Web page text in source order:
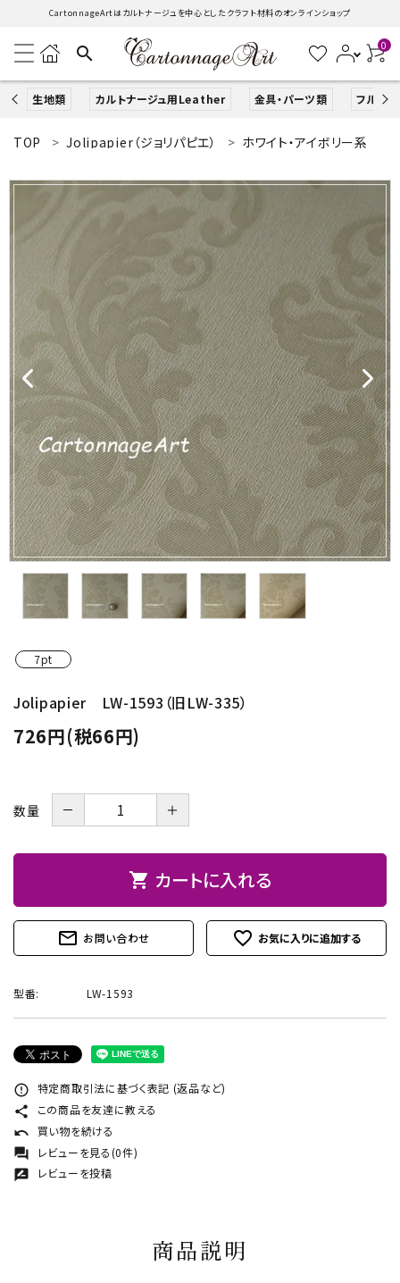
CartonnageArtはカルトナージュを中心としたクラフト材料のオンラインショップ
search 0
生地類 カルトナージュ用Leather 金具・パーツ類 フルキッ
新規会員登録
生地類
カルトナージュLeather用
金具・パーツ類
フルキット
Jolipapier
デコレーション材料
道具類
基本材料
グループ
お問い合わせ
TOP Jolipapier（ジョリパピエ） ホワイト・アイボリー系
7pt
Jolipapier LW-1593（旧LW-335）
726円(税66円)
数量 － ＋
shopping_cart カートに入れる
mail_outline お問い合わせ favorite_outline
型番: LW-1593
error_outline 特定商取引法に基づく表記 (返品など)
share この商品を友達に教える
undo 買い物を続ける
forum レビューを見る(0件)
rate_review レビューを投稿
商品説明